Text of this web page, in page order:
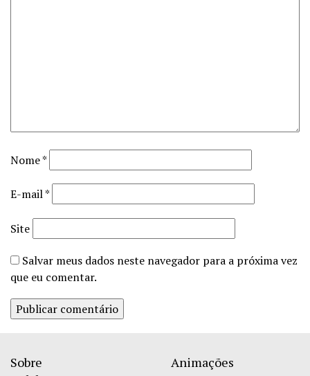
Nome*
E-mail*
Site
Salvar meus dados neste navegador para a próxima vez
que eu comentar.
Sobre
Animações